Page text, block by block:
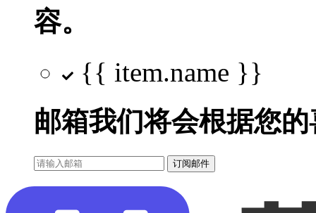
容。
{{ item.name }}
邮箱我们将会根据您
订阅邮件